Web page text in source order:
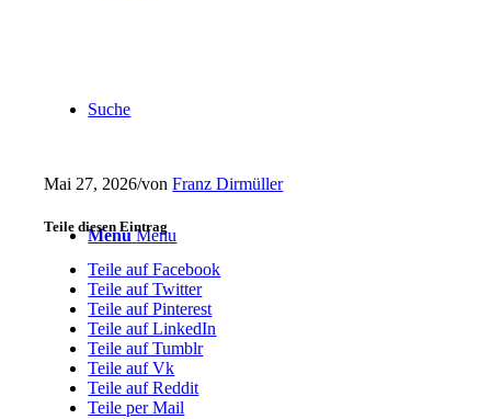
Suche
Menu Menu
Mai 27, 2026/vonFranz Dirmüller
Teile diesen Eintrag
Teile auf Facebook
Teile auf Twitter
Teile auf Pinterest
Teile auf LinkedIn
Teile auf Tumblr
Teile auf Vk
Teile auf Reddit
Teile per Mail